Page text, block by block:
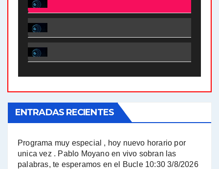
El Bucle News en Radio Gráfica. Bloque 2 . 28.04.24 - Jorge Gres
El Bucle News en Radio Gráfica. Bloque 1 . 28.04.24 - Jorge Gres
El Bucle News en Radio Gráfica. Bloque 2 . 21.04.24 - Jorge Gres
A mayor poder al empresariado le cuesta encontrar resistencia - Jose Urtubey con Jorge Gres
ENTRADAS RECIENTES
Programa muy especial , hoy nuevo horario por
unica vez . Pablo Moyano en vivo sobran las
palabras, te esperamos en el Bucle 10:30 3/8/2026